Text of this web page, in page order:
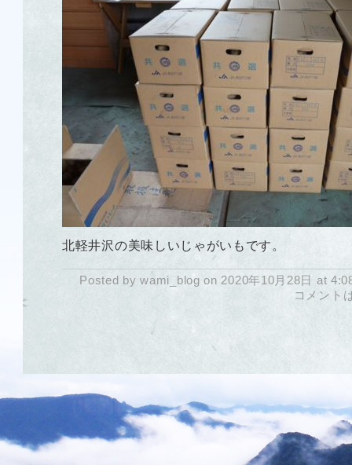
北軽井沢の美味しいじゃがいもです。
Posted by wami_blog on 2020年10月28日 at
コメント